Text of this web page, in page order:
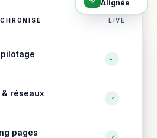
LIVE
& réseaux
pages
Alignée